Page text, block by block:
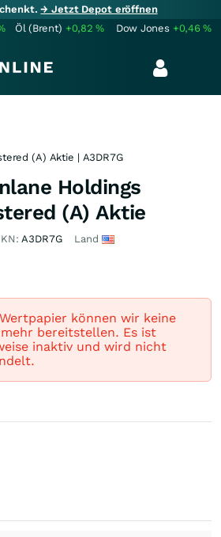
→ Jetzt Depot eröffnen
Öl (Brent) +0,82% Dow Jones +0,46%
(A) Aktie | A3DR7G
Holdings
(A) Aktie
A3DR7G Land
können wir keine
bereitstellen. Es ist
inaktiv und wird nicht